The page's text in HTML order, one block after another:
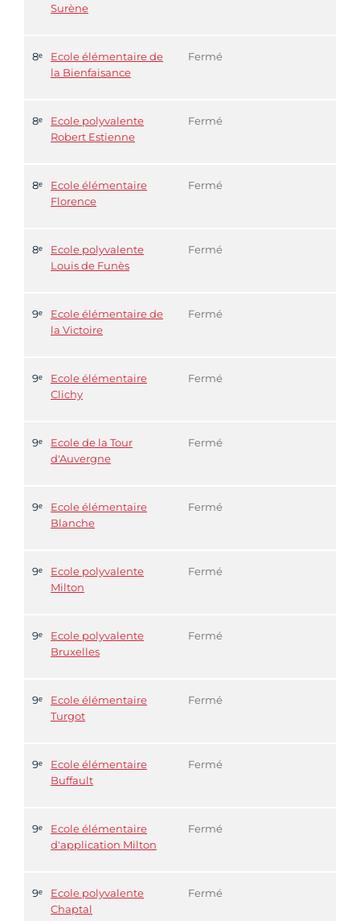
Surène
8ᵉ
Ecole élémentaire de
la Bienfaisance
Fermé
8ᵉ
Ecole polyvalente
Robert Estienne
Fermé
8ᵉ
Ecole élémentaire
Florence
Fermé
8ᵉ
Ecole polyvalente
Louis de Funès
Fermé
9ᵉ
Ecole élémentaire de
la Victoire
Fermé
9ᵉ
Ecole élémentaire
Clichy
Fermé
9ᵉ
Ecole de la Tour
d'Auvergne
Fermé
9ᵉ
Ecole élémentaire
Blanche
Fermé
9ᵉ
Ecole polyvalente
Milton
Fermé
9ᵉ
Ecole polyvalente
Bruxelles
Fermé
9ᵉ
Ecole élémentaire
Turgot
Fermé
9ᵉ
Ecole élémentaire
Buffault
Fermé
9ᵉ
Ecole élémentaire
d'application Milton
Fermé
9ᵉ
Ecole polyvalente
Chaptal
Fermé